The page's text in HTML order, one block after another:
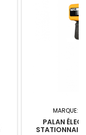
MARQUE:
PALAN